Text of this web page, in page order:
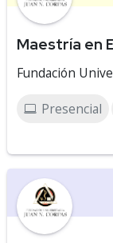
Maestría en
Fundación
Presencial